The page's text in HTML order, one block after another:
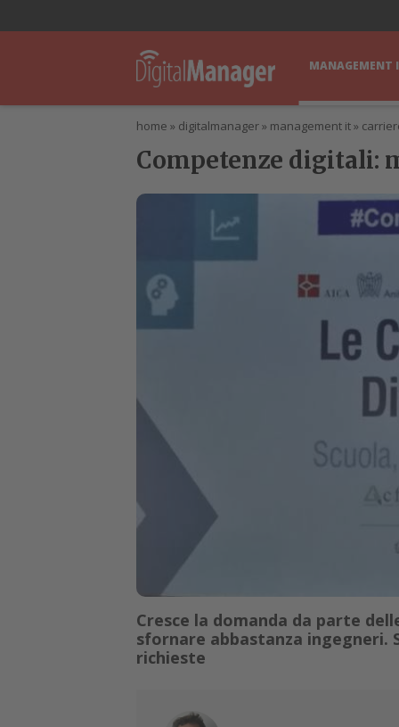
MANAGEMENT
home » digitalmanager» management it»
Competenze digitali:
Cresce la domanda da parte
sfornare abbastanza ingegneri.
richieste